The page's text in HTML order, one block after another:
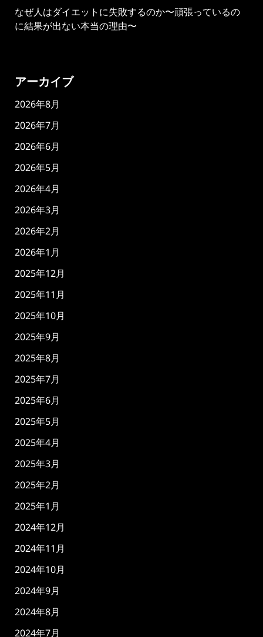
なぜ人はダイエットに失敗するのか〜頑張っているの
に結果が出ない本当の理由〜
アーカイブ
2026年8月
2026年7月
2026年6月
2026年5月
2026年4月
2026年3月
2026年2月
2026年1月
2025年12月
2025年11月
2025年10月
2025年9月
2025年8月
2025年7月
2025年6月
2025年5月
2025年4月
2025年3月
2025年2月
2025年1月
2024年12月
2024年11月
2024年10月
2024年9月
2024年8月
2024年7月